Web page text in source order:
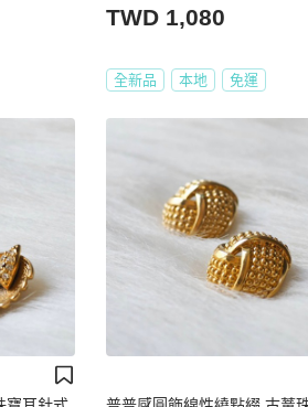
TWD 1,080
全新品 本地 免運